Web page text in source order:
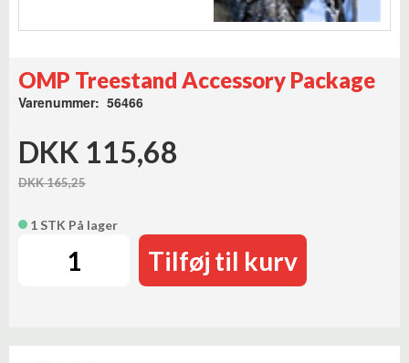
OMP Treestand Accessory Package
Varenummer: 56466
DKK 115,68
DKK 165,25
1 STK På lager
Tilføj til kurv